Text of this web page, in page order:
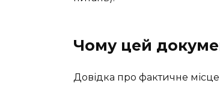
Чому цей
Довідка про фактичне